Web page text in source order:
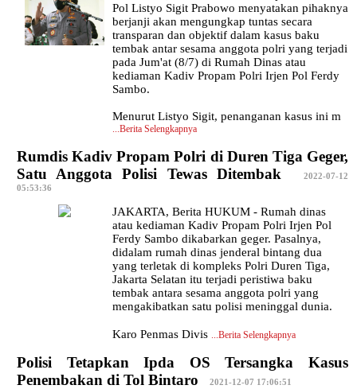
Pol Listyo Sigit Prabowo menyatakan pihaknya
berjanji akan mengungkap tuntas secara
transparan dan objektif dalam kasus baku
tembak antar sesama anggota polri yang terjadi
pada Jum'at (8/7) di Rumah Dinas atau
kediaman Kadiv Propam Polri Irjen Pol Ferdy
Sambo.
Menurut Listyo Sigit, penanganan kasus ini m
...Berita Selengkapnya
Rumdis Kadiv Propam Polri di Duren Tiga Geger,
Satu Anggota Polisi Tewas Ditembak |2022-07-12
05:53:36
JAKARTA, Berita HUKUM - Rumah dinas
atau kediaman Kadiv Propam Polri Irjen Pol
Ferdy Sambo dikabarkan geger. Pasalnya,
didalam rumah dinas jenderal bintang dua
yang terletak di kompleks Polri Duren Tiga,
Jakarta Selatan itu terjadi peristiwa baku
tembak antara sesama anggota polri yang
mengakibatkan satu polisi meninggal dunia.
Karo Penmas Divis ...Berita Selengkapnya
Polisi Tetapkan Ipda OS Tersangka Kasus
Penembakan di Tol Bintaro
2021-12-07 17:06:51